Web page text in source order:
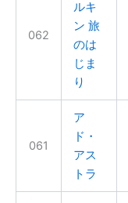
062
ルキ
ン 旅
のは
じま
り
061
ア
ド・
アス
トラ